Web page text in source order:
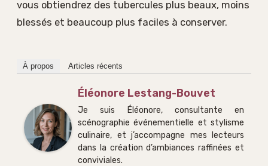
vous obtiendrez des tubercules plus beaux, moins
blessés et beaucoup plus faciles à conserver.
À propos Articles récents
Éléonore Lestang-Bouvet
Je suis Éléonore, consultante en
scénographie événementielle et stylisme
culinaire, et j’accompagne mes lecteurs
dans la création d’ambiances raffinées et
conviviales.